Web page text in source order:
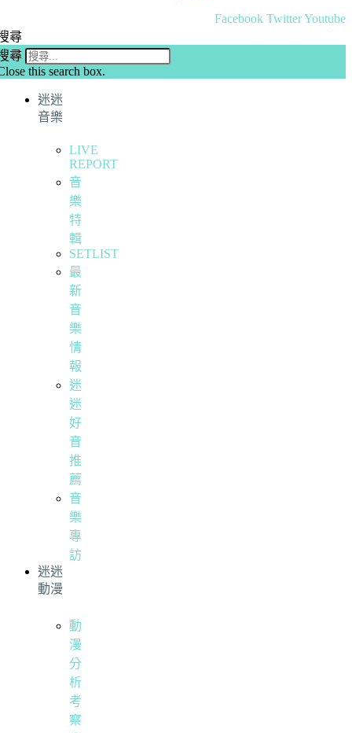
Facebook TwitterYoutube
尋
尋
this search box.
迷迷
音樂
LIVE
REPORT
音
樂
特
輯
SETLIST
最
新
音
樂
情
報
迷
迷
好
音
推
薦
音
樂
專
訪
迷迷
動漫
動
漫
分
析
考
察